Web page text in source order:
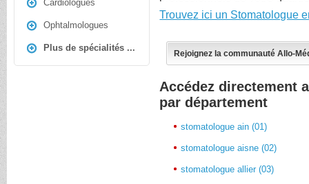
Cardiologues
Ophtalmologues
Plus de spécialités ...
Trouvez ici un Stomatologue
Rejoignez la communauté Allo-
Accédez directement
par département
stomatologue ain (01)
stomatologue aisne (02)
stomatologue allier (03)